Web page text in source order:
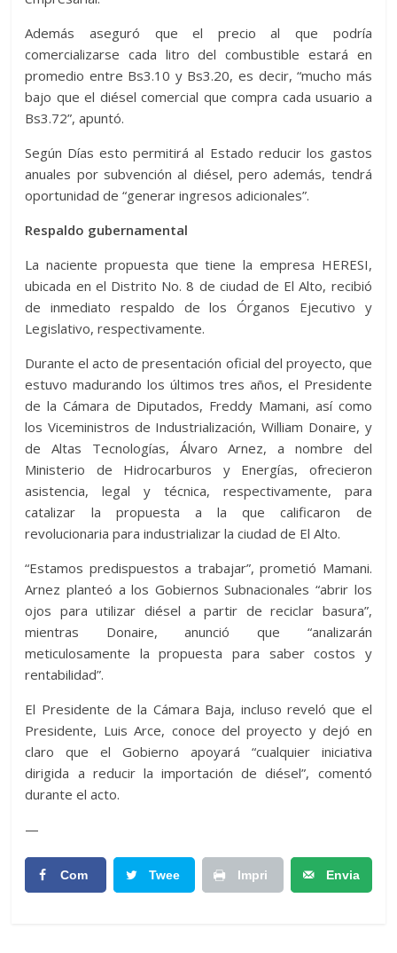
Además aseguró que el precio al que podría
comercializarse cada litro del combustible estará en
promedio entre Bs3.10 y Bs3.20, es decir, “mucho más
bajo que el diésel comercial que compra cada usuario a
Bs3.72”, apuntó.
Según Días esto permitirá al Estado reducir los gastos
anuales por subvención al diésel, pero además, tendrá
oportunidad de “generar ingresos adicionales”.
Respaldo gubernamental
La naciente propuesta que tiene la empresa HERESI,
ubicada en el Distrito No. 8 de ciudad de El Alto, recibió
de inmediato respaldo de los Órganos Ejecutivo y
Legislativo, respectivamente.
Durante el acto de presentación oficial del proyecto, que
estuvo madurando los últimos tres años, el Presidente
de la Cámara de Diputados, Freddy Mamani, así como
los Viceministros de Industrialización, William Donaire, y
de Altas Tecnologías, Álvaro Arnez, a nombre del
Ministerio de Hidrocarburos y Energías, ofrecieron
asistencia, legal y técnica, respectivamente, para
catalizar la propuesta a la que calificaron de
revolucionaria para industrializar la ciudad de El Alto.
“Estamos predispuestos a trabajar”, prometió Mamani.
Arnez planteó a los Gobiernos Subnacionales “abrir los
ojos para utilizar diésel a partir de reciclar basura”,
mientras Donaire, anunció que “analizarán
meticulosamente la propuesta para saber costos y
rentabilidad”.
El Presidente de la Cámara Baja, incluso reveló que el
Presidente, Luis Arce, conoce del proyecto y dejó en
claro que el Gobierno apoyará “cualquier iniciativa
dirigida a reducir la importación de diésel”, comentó
durante el acto.
—
Com Twee Impri Envia